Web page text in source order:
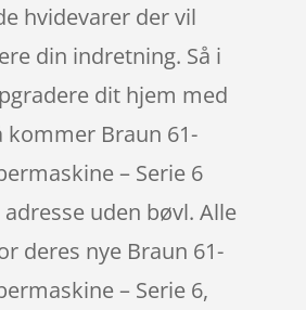
hvidevarer der vil
din indretning. Så i
dit hjem med
kommer Braun 61-
– Serie 6
uden bøvl. Alle
deres nye Braun 61-
– Serie 6,